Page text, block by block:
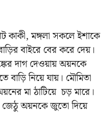
কাকী, মঙ্গলা সকলে ইশাকে
বাইরে বের করে দেয়।
দাগ দেওয়ায় অয়নকে
বাড়ি নিয়ে যায়। মৌমিতা
মা ঠাটিয়ে চড় মারে।
জেঠু অয়নকে জুতো দিয়ে